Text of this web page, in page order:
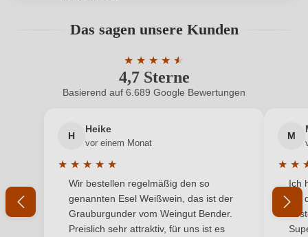
Giocondo 57, 31040 Volpago del Montello, Italien
Qualität Vino Generico
Rebsorte Pinot Nero
Benutzern abgegeben werden. Bitte loggen Sie sich
Neuer Kunde? Neuer Kunde?
Ihre E-Mail-Adresse
Ihr Passwort
Ich habe mein Passwort vergessen
Das sagen unsere Kunden
4,7 Sterne
★ ★ ★ ★ ★
★
Durchschnittliche Bewertung von 4.7
Basierend auf 6.689 Google Bewertungen
H
Heike
vor einem Monat
★ ★ ★ ★ ★
Durchschnittliche Bewertung von 5 von 5 Sternen
Wir bestellen regelmäßig den so
genannten Esel Weißwein, das ist der
Grauburgunder vom Weingut Bender.
Preislich sehr attraktiv, für uns ist es
M
★ ★
Ich
mit